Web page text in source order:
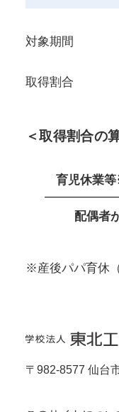
対象期間
取得割合
＜取得割合の
育児休業
配偶者
※産後パパ育休
〒982-8577 仙台